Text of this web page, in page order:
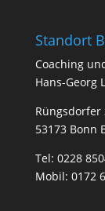
Standort
Coa­ching
Hans-Georg
Rüngsdorfer
53173 Bonn
Tel: 0228
Mobil: 0172